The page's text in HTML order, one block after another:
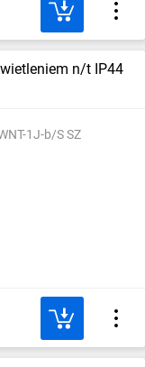
n/t IP44
1J-b/S SZ